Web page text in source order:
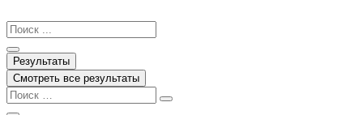
к
содержимому
Search
...
Результаты
Смотреть все результаты